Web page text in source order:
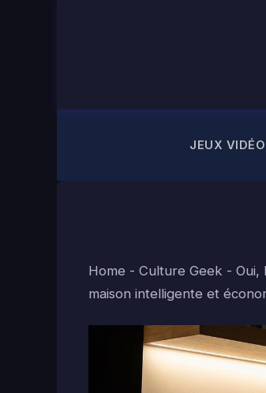
JEUX VIDÉO
Home - Culture Geek - Oui,
maison intelligente et